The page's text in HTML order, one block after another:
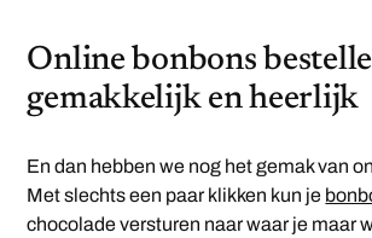
Online bonbons
gemakkelijk en heerlijk
En dan hebben we nog het gemak van
Met slechts een paar klikken kun je
chocolade versturen naar waar je maar